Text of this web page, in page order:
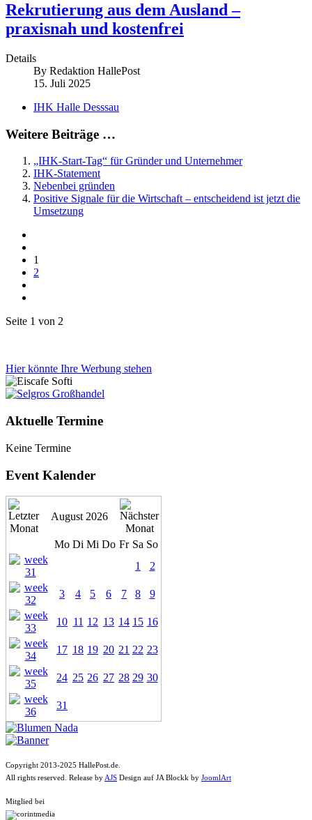
Rekrutierung aus dem Ausland –
praxisnah und kostenfrei
Details
By Redaktion HallePost
15. Juli 2025
IHK Halle Desssau
Weitere Beiträge …
„IHK-Start-Tag“ für Gründer und Unternehmer
IHK-Statement
Nebenbei gründen
Positive Signale für die Wirtschaft – entscheidend ist jetzt die
Umsetzung
1
2
Seite 1 von 2
Hier könnte Ihre Werbung stehen
Aktuelle Termine
Keine Termine
Event Kalender
August 2026
Mo Di Mi Do Fr Sa So
1
2
3 4 5 6 7 8 9
10 11 12 13 14 15 16
17 18 19 20 21 22 23
24 25 26 27 28 29 30
31
Copyright 2013-2025 HallePost.de.
All rights reserved. Release byAJS Design auf JA Blockk by JoomlArt
Mitglied bei